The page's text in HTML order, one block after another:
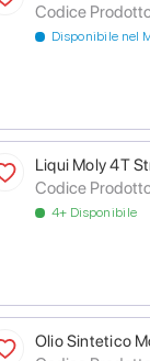
Codice
Disponibile nel
Liqui Moly 4T
Codice
4+ Disponibile
Olio Sintetico